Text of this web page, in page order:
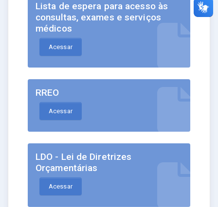
Lista de espera para acesso às
consultas, exames e serviços
médicos
Acessar
RREO
Acessar
LDO - Lei de Diretrizes
Orçamentárias
Acessar